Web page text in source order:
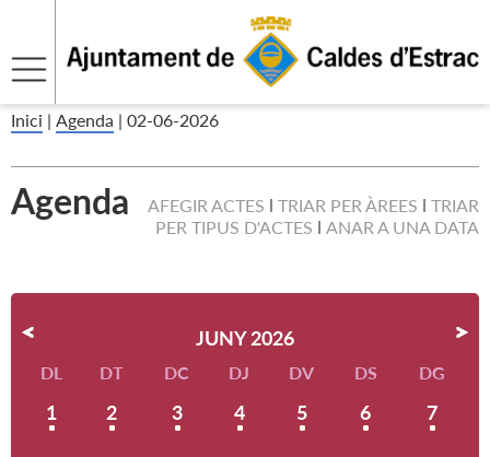
Inici | Agenda | 02-06-2026
Agenda AFEGIR ACTES TRIAR PER ÀREES
TRIAR
PER TIPUS D'ACTES
ANAR A UNA DATA
JUNY 2026
DL DT DC DJ DV DS DG
1 2 3 4 5 6 7